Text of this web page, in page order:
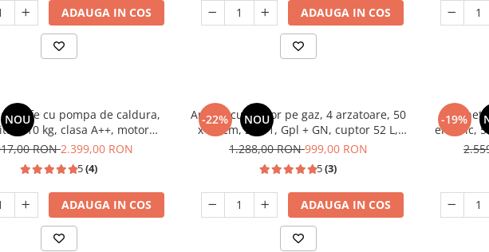
ADAUGA IN COS ADAUGA IN COS
NOUrufe cu pompa de caldura,
10 kg, clasa A++, motor
14 programe, Heinner
RON2.399,00 RON
5(4)
ADAUGA IN COS
-22% NOU
Aragaz cu cuptor pe gaz, 4 arzatoare, 50
x 50 cm, 2 in 1, Gpl + GN, cuptor 52 L,
Maro, ALBATROS
1.288,00 RON999,00 RON
5(3)
ADAUGA IN COS
-19%
Pachet
electric,
grill,